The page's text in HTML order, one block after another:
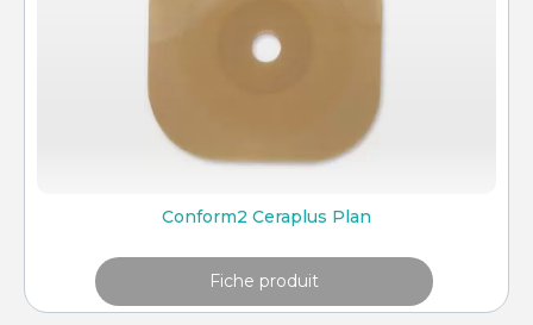
Conform2 Ceraplus Plan
Fiche produit